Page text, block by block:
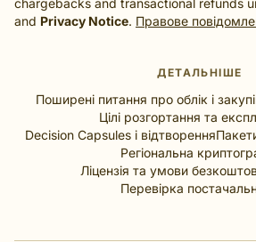
chargebacks and transactional refunds
and Privacy Notice. Правове
ДЕТАЛЬНІШЕ
Поширені питання про облік і
Цілі розгортання та
Decision Capsules і відтворення
Регіональна
Ліцензія та умови
Перевірка